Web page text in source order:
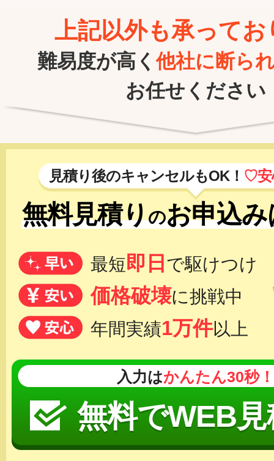
上記以外も承ってお
難易度が高く他社に断ら
お任せください
見積り後のキャンセルもOK！ ♡安
無料見積りのお申込
最短即日 で駆けつけ
価格破壊に挑戦中
年間実績1万件以上
入力はかんたん30秒！
無料でWEB